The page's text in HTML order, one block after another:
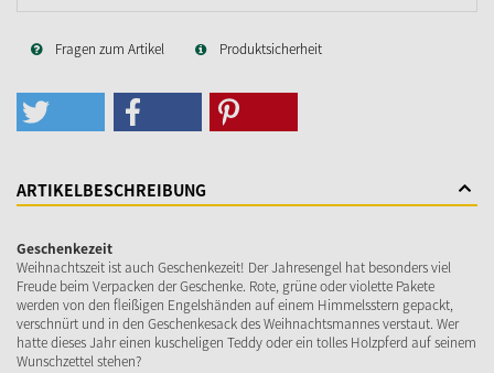
Fragen zum Artikel Produktsicherheit
ARTIKELBESCHREIBUNG
Geschenkezeit
Weihnachtszeit ist auch Geschenkezeit! Der Jahresengel hat besonders viel
Freude beim Verpacken der Geschenke. Rote, grüne oder violette Pakete
werden von den fleißigen Engelshänden auf einem Himmelsstern gepackt,
verschnürt und in den Geschenkesack des Weihnachtsmannes verstaut. Wer
hatte dieses Jahr einen kuscheligen Teddy oder ein tolles Holzpferd auf seinem
Wunschzettel stehen?